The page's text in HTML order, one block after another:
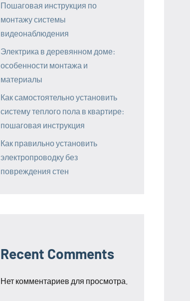
Пошаговая инструкция по
монтажу системы
видеонаблюдения
Электрика в деревянном доме:
особенности монтажа и
материалы
Как самостоятельно установить
систему теплого пола в квартире:
пошаговая инструкция
Как правильно установить
электропроводку без
повреждения стен
Recent Comments
Нет комментариев для просмотра.